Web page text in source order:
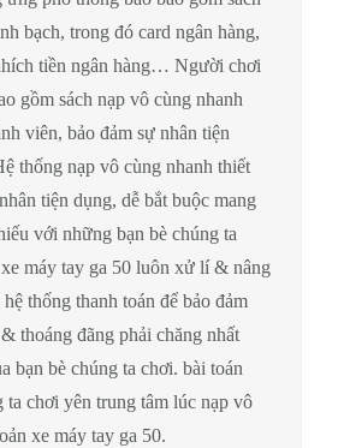
bạch, trong đó card ngân hàng,
tiền ngân hàng… Người chơi
gồm sách nạp vô cùng nhanh
viên, bảo đảm sự nhân tiện
thống nạp vô cùng nhanh thiết
tiện dụng, dễ bắt buộc mang
với những bạn bè chúng ta
máy tay ga 50 luôn xử lí & nâng
thống thanh toán để bảo đảm
thoáng đãng phải chăng nhất
bạn bè chúng ta chơi. bài toán
ta chơi yên trung tâm lúc nạp vô
xe máy tay ga 50.